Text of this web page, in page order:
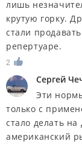
лишь
крутую горку.
стали
репертуаре.
2
Сергей
Эти
только с
стало делать
американский